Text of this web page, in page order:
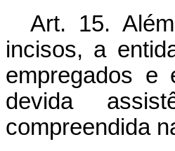
Art. 15.
incisos, a
empregados
devida
compreendida